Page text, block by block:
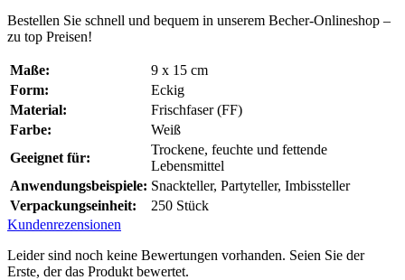
Bestellen Sie schnell und bequem in unserem Becher-Onlineshop –
zu top Preisen!
Maße:
9 x 15 cm
Form:
Eckig
Material:
Frischfaser (FF)
Farbe:
Weiß
Geeignet für:
Trockene, feuchte und fettende
Lebensmittel
Anwendungsbeispiele: Snackteller, Partyteller, Imbissteller
Verpackungseinheit:
250 Stück
Kundenrezensionen
Leider sind noch keine Bewertungen vorhanden. Seien Sie der
Erste, der das Produkt bewertet.